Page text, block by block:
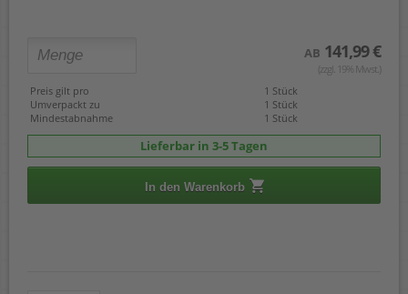
AB 141,99 €
(zzgl. 19% Mwst.)
Preis gilt pro
1 Stück
Umverpackt zu
1 Stück
Mindestabnahme
1 Stück
Lieferbar in 3-5 Tagen
In den Warenkorb